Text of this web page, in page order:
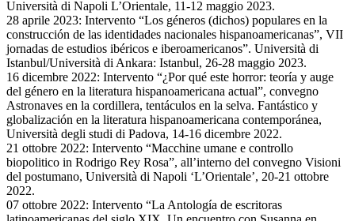
Università di Napoli L’Orientale, 11-12 maggio 2023.
28 aprile 2023: Intervento “Los géneros (dichos) populares en la
construcción de las identidades nacionales hispanoamericanas”, VII
jornadas de estudios ibéricos e iberoamericanos”. Università di
Istanbul/Università di Ankara: Istanbul, 26-28 maggio 2023.
16 dicembre 2022: Intervento “¿Por qué este horror: teoría y auge
del género en la literatura hispanoamericana actual”, convegno
Astronaves en la cordillera, tentáculos en la selva. Fantástico y
globalización en la literatura hispanoamericana contemporánea,
Università degli studi di Padova, 14-16 dicembre 2022.
21 ottobre 2022: Intervento “Macchine umane e controllo
biopolitico in Rodrigo Rey Rosa”, all’interno del convegno Visioni
del postumano, Università di Napoli ‘L’Orientale’, 20-21 ottobre
2022.
07 ottobre 2022: Intervento “La Antología de escritoras